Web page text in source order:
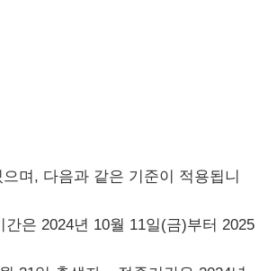
며, 다음과 같은 기준이 적용됩니
은 2024년 10월 11일(금)부터 2025